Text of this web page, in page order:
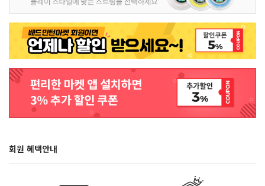
회원 혜택안내